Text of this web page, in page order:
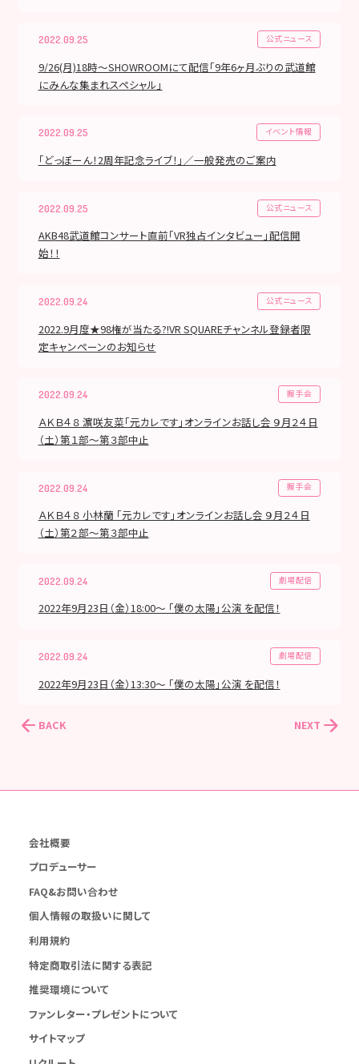
2022.09.25 公式ニュース
9/26(月)18時〜SHOWROOMにて配信「9年6ヶ月ぶりの武道館
にみんな集まれスペシャル」
2022.09.25 イベント情報
「どっぼーん！2周年記念ライブ！」／一般発売のご案内
2022.09.25 公式ニュース
AKB48武道館コンサート直前「VR独占インタビュー」配信開
始！！
2022.09.24 公式ニュース
2022.9月度★98権が当たる?!VR SQUAREチャンネル登録者限
定キャンペーンのお知らせ
2022.09.24 握手会
ＡＫＢ４８ 濵咲友菜「元カレです」オンラインお話し会 ９月２４日
（土）第１部～第３部中止
2022.09.24 握手会
ＡＫＢ４８ 小林蘭 「元カレです」オンラインお話し会 ９月２４日
（土）第２部～第３部中止
2022.09.24 劇場配信
2022年9月23日（金）18:00～ 「僕の太陽」公演 を配信！
2022.09.24 劇場配信
2022年9月23日（金）13:30～ 「僕の太陽」公演 を配信！
BACK NEXT
会社概要
プロデューサー
FAQ&お問い合わせ
個人情報の取扱いに関して
利用規約
特定商取引法に関する表記
推奨環境について
ファンレター・プレゼントについて
サイトマップ